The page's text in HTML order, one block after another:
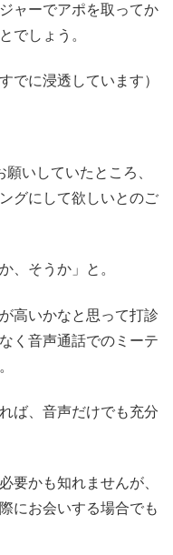
ャーでアポを取ってか
でしょう。
でに浸透しています）
いしていたところ、
グにして欲しいとのご
、そうか」と。
高いかなと思って打診
く音声通話でのミーテ
ば、音声だけでも充分
要かも知れませんが、
にお会いする場合でも